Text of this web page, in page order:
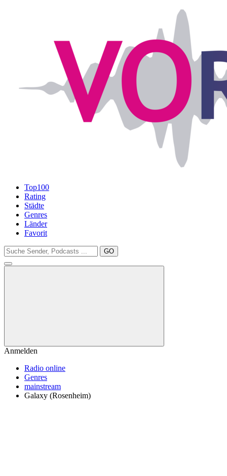
Top100
Rating
Städte
Genres
Länder
Favorit
GO
Anmelden
Radio online
Genres
mainstream
Galaxy (Rosenheim)